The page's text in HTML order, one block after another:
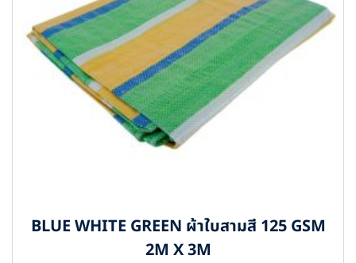
BLUE WHITE GREEN ผ้าใบสามสี 125 GSM
2M X 3M